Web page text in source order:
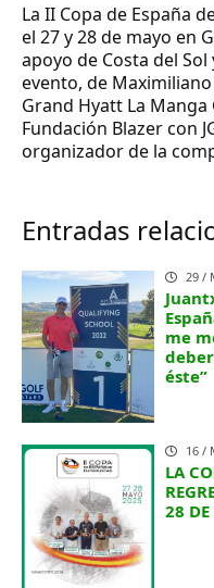
La II Copa de España
el 27 y 28 de mayo en
apoyo de Costa del
evento, de Maximiliano
Grand Hyatt La Manga
Fundación Blazer con
organizador de la
Entradas
29 /
me
éste”
16 /
LA
28 DE